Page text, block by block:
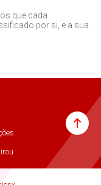
que cada
por si, e a sua